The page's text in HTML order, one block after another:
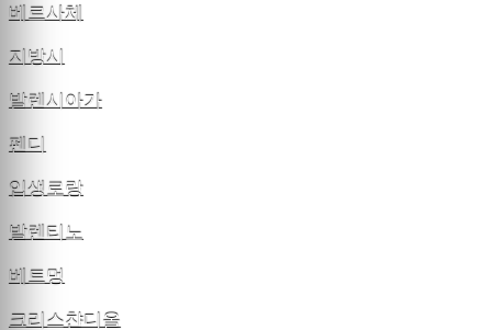
베르사체
지방시
발렌시아가
펜디
입생로랑
발렌티노
베트멍
크리스챤디올